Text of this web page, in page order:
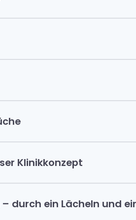
Klinikkonzept
durch ein Lächeln und